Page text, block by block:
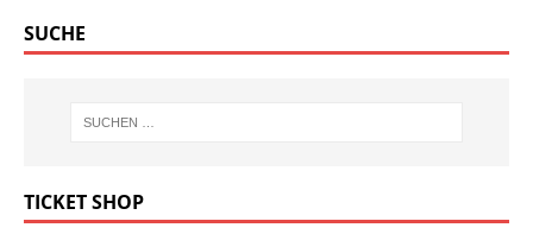
SUCHE
TICKET SHOP